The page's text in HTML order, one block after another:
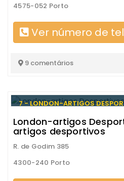
4575-052 Porto
Ver número de
9 comentários
7 - LONDON-ARTIGOS
London-artigos
artigos desportivos
R. de Godim 385
4300-240 Porto